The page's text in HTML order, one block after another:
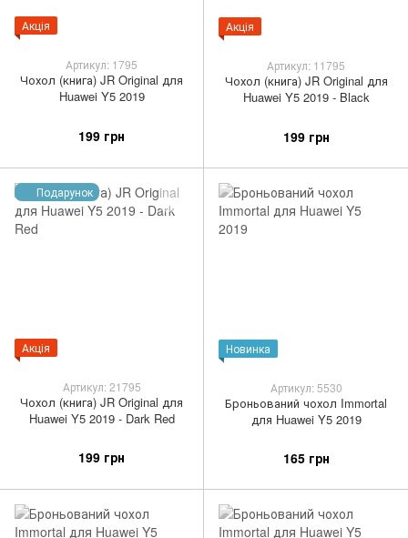
Акція
Артикул: 1795
Чохол (книга) JR Original для
Huawei Y5 2019
199 грн
Акція
Артикул: 11795
Чохол (книга) JR Original для
Huawei Y5 2019 - Black
199 грн
Подарунок
Акція
Артикул: 21795
Чохол (книга) JR Original для
Huawei Y5 2019 - Dark Red
199 грн
Новинка
Артикул: 5530
Броньований чохол Immortal
для Huawei Y5 2019
165 грн